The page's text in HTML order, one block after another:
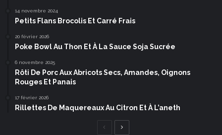
14 novembre 2024
Petits Flans Brocolis Et Carré Frais
20 février 2026
Poke Bowl Au Thon Et À La Sauce Soja Sucrée
6 novembre 2025
Rôti De Porc Aux Abricots Secs, Amandes, Oignons
Rouges Et Panais
17 février 2026
Rillettes De Maquereaux Au Citron Et À L’aneth
Page